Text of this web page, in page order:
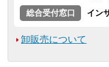
総合受付窓口
イン
卸販売について